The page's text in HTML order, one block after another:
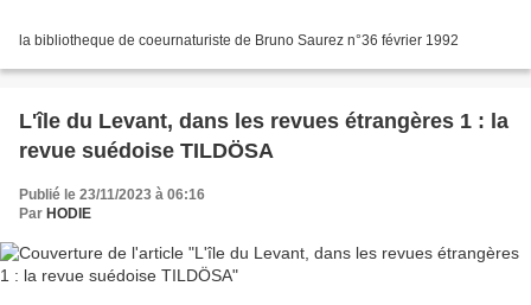
la bibliotheque de coeurnaturiste de Bruno Saurez n°36 février 1992
L'île du Levant, dans les revues étrangères 1 : la
revue suédoise TILDÖSA
Publié le 23/11/2023 à 06:16
Par HODIE